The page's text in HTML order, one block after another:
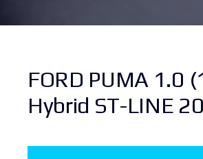
FORD PUMA 1.0
Hybrid ST-LINE